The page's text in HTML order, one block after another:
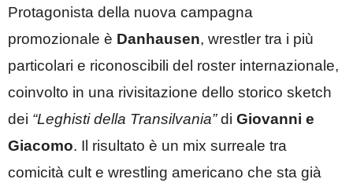
Protagonista della nuova campagna
promozionale è Danhausen, wrestler tra i più
particolari e riconoscibili del roster internazionale,
coinvolto in una rivisitazione dello storico sketch
dei “Leghisti della Transilvania”di Giovanni e
Giacomo. Il risultato è un mix surreale tra
comicità cult e wrestling americano che sta già